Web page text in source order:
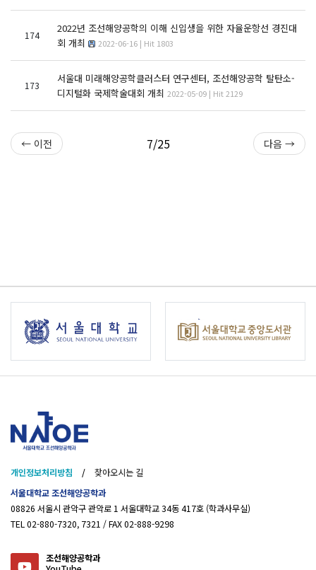
174
2022년 조선해양공학의 이해 신입생을 위한 자율운항선 경진대
회 개최
2022-06-16 | Hit 1803
173
서울대 미래해양공학클러스터 연구센터, 조선해양공학 탈탄소-
디지털화 국제학술대회 개최 2022-05-09 | Hit 2129
← 이전 7/25 다음 →
개인정보처리방침 /
찾아오시는 길
서울대학교 조선해양공학과
08826 서울시 관악구 관악로 1 서울대학교 34동 417호 (학과사무실)
TEL 02-880-7320, 7321 / FAX 02-888-9298
조선해양공학과